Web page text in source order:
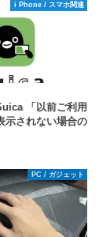
i Phone / スマホ関連
「以前ご利用
示されない場合の
PC / ガジェット